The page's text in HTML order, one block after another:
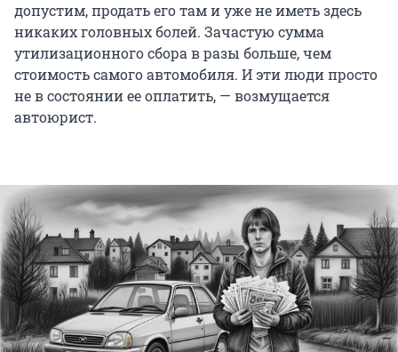
допустим, продать его там и уже не иметь здесь
никаких головных болей. Зачастую сумма
утилизационного сбора в разы больше, чем
стоимость самого автомобиля. И эти люди просто
не в состоянии ее оплатить, — возмущается
автоюрист.